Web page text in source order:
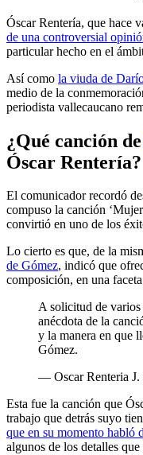
Óscar Rentería, que hace
de una controversial
particular hecho en el
Así como la viuda de
medio de la
periodista vallecaucano
¿Qué canción de
Óscar Rentería?
El comunicador recordó
compuso la canción
convirtió en uno de los
Lo cierto es que, de la
de Gómez, indicó que
composición, en una
A solicitud de varios
anécdota de la
y la manera en que
Gómez.
— Oscar Renteria J.
Esta fue la canción que
trabajo que detrás suyo
que en su momento habló
algunos de los detalles